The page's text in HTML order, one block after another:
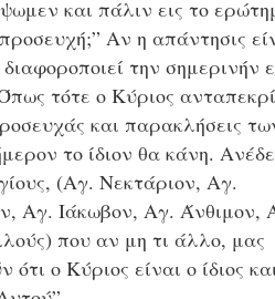
και πάλιν εις το
Αν η απάντησις
την σημερινήν
τότε ο Κύριος
και παρακλήσεις
το ίδιον θα κάνη.
(Αγ. Νεκτάριον, Αγ.
Αγ. Ιάκωβον, Αγ. Άνθιμον,
που αν μη τι άλλο, μας
ο Κύριος είναι ο ίδιος